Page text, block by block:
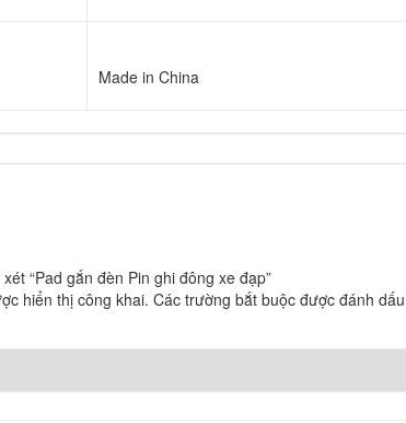
Made in China
“Pad gắn đèn Pin ghi đông xe đạp”
hiển thị công khai. Các trường bắt buộc được đánh dấu